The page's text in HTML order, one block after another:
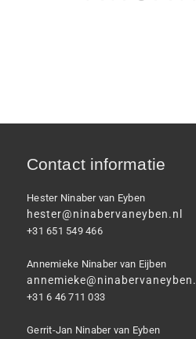
Contact informatie
Hester Ninaber van Eyben
hester@ninabervaneyben.nl
+31 651 549 466
Annemieke Ninaber van Eijben
+31 6 46 711 033
Gerrit-Jan Ninaber van Eyben